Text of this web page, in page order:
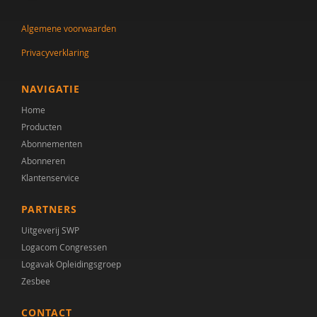
Caroline de Theije
Jytte de With
Jorieke Duvekot
Drs. F. Calgagnoli
Huub FJ Savelkoul
Anne van der Geest
Kirstin Greaves-Lord
Kirstin Greaves-Lord (Erasmus MC
Yvonne Groen
Prof.dr. H. Swaab Co-promotores:Dr. Martien JH
Algemene voorwaarden
Privacyverklaring
NAVIGATIE
Home
Producten
Abonnementen
Abonneren
Klantenservice
PARTNERS
Uitgeverij SWP
Logacom Congressen
Logavak Opleidingsgroep
Zesbee
CONTACT